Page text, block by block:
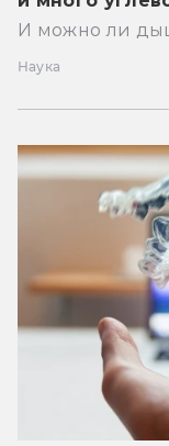
И можно ли
Наука